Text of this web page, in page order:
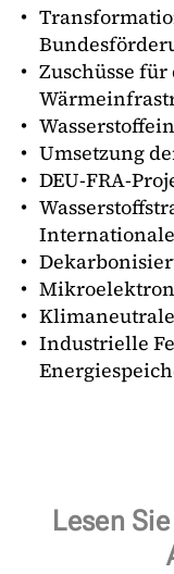
Zuschüsse
Umsetzung
DEU-FRA-
Industrielle
Lesen